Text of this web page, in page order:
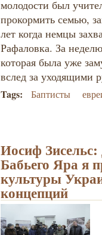
молодости был
прокормить семью,
лет когда немцы
Рафаловка. За
которая была уже
вслед за уходящими
Tags: Баптисты
Иосиф Зисельс:
Бабьего Яра я
культуры
концепций